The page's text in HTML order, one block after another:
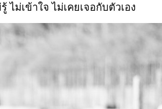
ม่เข้าใจ ไม่เคยเจอกับตัวเอง